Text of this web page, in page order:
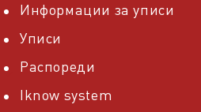
Информации за уписи
Уписи
Распореди
Iknow system